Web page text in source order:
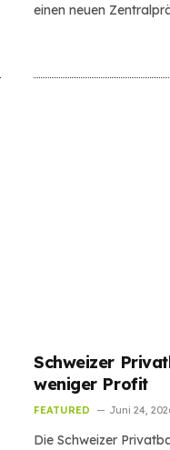
einen neuen
Schweizer
weniger Profit
FEATURED Juni 24,
Die Schweizer